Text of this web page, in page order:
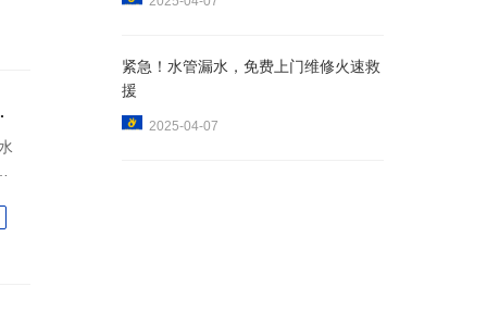
位攻略
紧急！水管漏水，免费上门维修火速救
援
2025-04-07